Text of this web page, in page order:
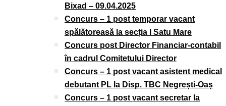
Bixad – 09.04.2025
Concurs – 1 post temporar vacant
spălătoreasă la secția I Satu Mare
Concurs post Director Financiar-contabil
în cadrul Comitetului Director
Concurs – 1 post vacant asistent medical
debutant PL la Disp. TBC Negrești-Oaș
Concurs – 1 post vacant secretar la